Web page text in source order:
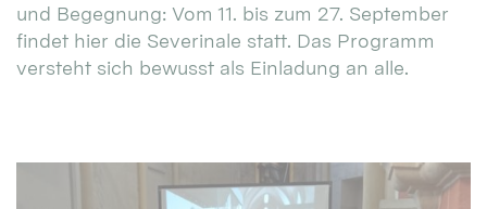
und Begegnung: Vom 11. bis zum 27. September
findet hier die Severinale statt. Das Programm
versteht sich bewusst als Einladung an alle.